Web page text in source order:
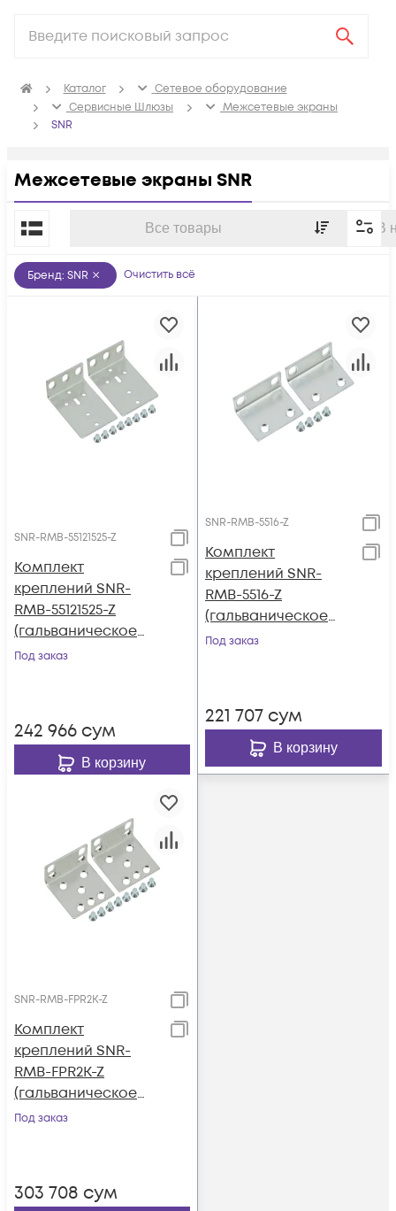
Каталог
Сетевое оборудование
Сервисные Шлюзы
Межсетевые экраны
SNR
Межсетевые экраны SNR
Все товары В
По популярности
Бренд: SNR Очистить всё
SNR-RMB-55121525-Z
Комплект
креплений SNR-
RMB-55121525-Z
(гальваническое
покрытие) для ASA
Под заказ
242 966 сум
В корзину
SNR-RMB-5516-Z
Комплект
креплений SNR-
RMB-5516-Z
(гальваническое
покрытие) для ASA
Под заказ
221 707 сум
В корзину
SNR-RMB-FPR2K-Z
Комплект
креплений SNR-
RMB-FPR2K-Z
(гальваническое
покрытие) для Cisco
Под заказ
303 708 сум